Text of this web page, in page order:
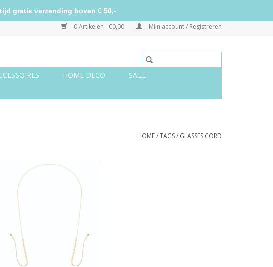
0 Artikelen - €0,00 Mijn account / Registreren
HOME DECO
SALE
HOME/TAGS/ GLASSES CORD
Zonnebrilkoordje diamonds
gratis verzending boven € 50,-